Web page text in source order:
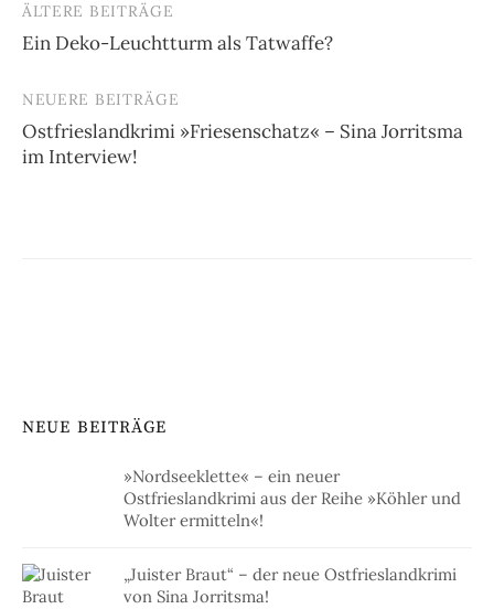
Beitragsnavigation
ÄLTERE BEITRÄGE
Ein Deko-Leuchtturm als Tatwaffe?
NEUERE BEITRÄGE
Ostfrieslandkrimi »Friesenschatz« – Sina Jorritsma
im Interview!
NEUE BEITRÄGE
»Nordseeklette« – ein neuer
Ostfrieslandkrimi aus der Reihe »Köhler und
Wolter ermitteln«!
„Juister Braut“ – der neue Ostfrieslandkrimi
von Sina Jorritsma!